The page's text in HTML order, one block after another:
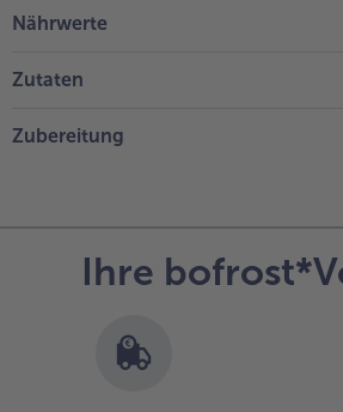
Nährwerte
Zutaten
Zubereitung
Ihre